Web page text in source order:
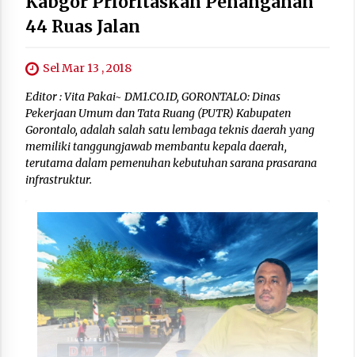
44 Ruas Jalan
Sel Mar 13 , 2018
Editor : Vita Pakai~ DM1.CO.ID, GORONTALO: Dinas
Pekerjaan Umum dan Tata Ruang (PUTR) Kabupaten
Gorontalo, adalah salah satu lembaga teknis daerah yang
memiliki tanggungjawab membantu kepala daerah,
terutama dalam pemenuhan kebutuhan sarana prasarana
infrastruktur.